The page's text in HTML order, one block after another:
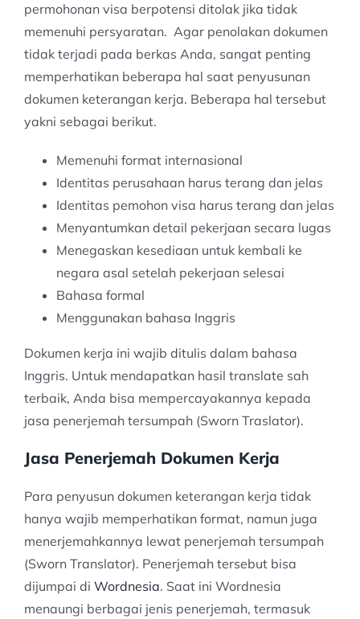
permohonan visa berpotensi ditolak jika tidak
memenuhi persyaratan. Agar penolakan dokumen
tidak terjadi pada berkas Anda, sangat penting
memperhatikan beberapa hal saat penyusunan
dokumen keterangan kerja. Beberapa hal tersebut
yakni sebagai berikut.
Memenuhi format internasional
Identitas perusahaan harus terang dan jelas
Identitas pemohon visa harus terang dan jelas
Menyantumkan detail pekerjaan secara lugas
Menegaskan kesediaan untuk kembali ke
negara asal setelah pekerjaan selesai
Bahasa formal
Menggunakan bahasa Inggris
Dokumen kerja ini wajib ditulis dalam bahasa
Inggris. Untuk mendapatkan hasil translate sah
terbaik, Anda bisa mempercayakannya kepada
jasa penerjemah tersumpah (Sworn Traslator).
Jasa Penerjemah Dokumen Kerja
Para penyusun dokumen keterangan kerja tidak
hanya wajib memperhatikan format, namun juga
menerjemahkannya lewat penerjemah tersumpah
(Sworn Translator). Penerjemah tersebut bisa
dijumpai di Wordnesia. Saat ini Wordnesia
menaungi berbagai jenis penerjemah, termasuk